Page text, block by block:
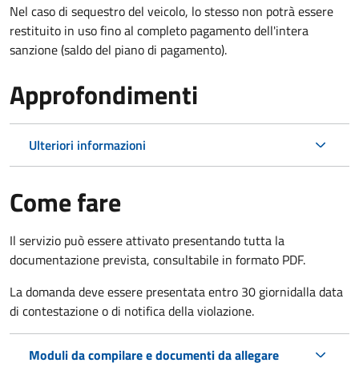
Nel caso di sequestro del veicolo, lo stesso non potrà essere
restituito in uso fino al completo pagamento dell'intera
sanzione (saldo del piano di pagamento).
Approfondimenti
Ulteriori informazioni
Come fare
Il servizio può essere attivato presentando tutta la
documentazione prevista, consultabile in formato PDF.
La domanda deve essere presentata entro 30 giornidalla data
di contestazione o di notifica della violazione.
Moduli da compilare e documenti da allegare